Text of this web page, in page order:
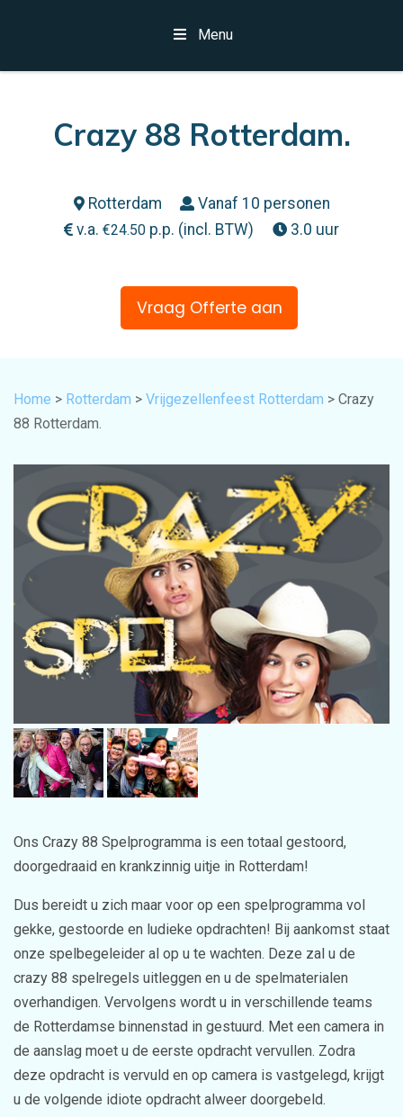
Menu
Crazy 88 Rotterdam.
Rotterdam
Vanaf 10 personen
v.a.€24.50 p.p. (incl. BTW) 3.0 uur
Vraag Offerte aan
Home > Rotterdam > Vrijgezellenfeest Rotterdam > Crazy
88 Rotterdam.
Ons Crazy 88 Spelprogramma is een totaal gestoord,
doorgedraaid en krankzinnig uitje in Rotterdam!
Dus bereidt u zich maar voor op een spelprogramma vol
gekke, gestoorde en ludieke opdrachten! Bij aankomst staat
onze spelbegeleider al op u te wachten. Deze zal u de
crazy 88 spelregels uitleggen en u de spelmaterialen
overhandigen. Vervolgens wordt u in verschillende teams
de Rotterdamse binnenstad in gestuurd. Met een camera in
de aanslag moet u de eerste opdracht vervullen. Zodra
deze opdracht is vervuld en op camera is vastgelegd, krijgt
u de volgende idiote opdracht alweer doorgebeld.